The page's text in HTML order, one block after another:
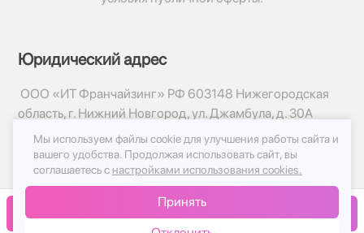
В корзину
Юридический адрес
ООО «ИТ Франчайзинг» РФ 603148 Нижегородская
область, г. Нижний Новгород, ул. Джамбула, д. 30А
© 2017-2026г, База Цветов 24.ру
Политика конфиденциальности
Публичная оферта
Мы используем файлы cookie для улучшения работы сайта и
вашего удобства. Продолжая использовать сайт, вы
соглашаетесь с настройками использования cookies.
Принять